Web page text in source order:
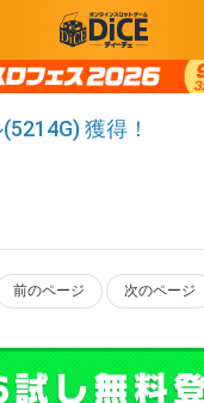
獲得！
前のページ 次のページ